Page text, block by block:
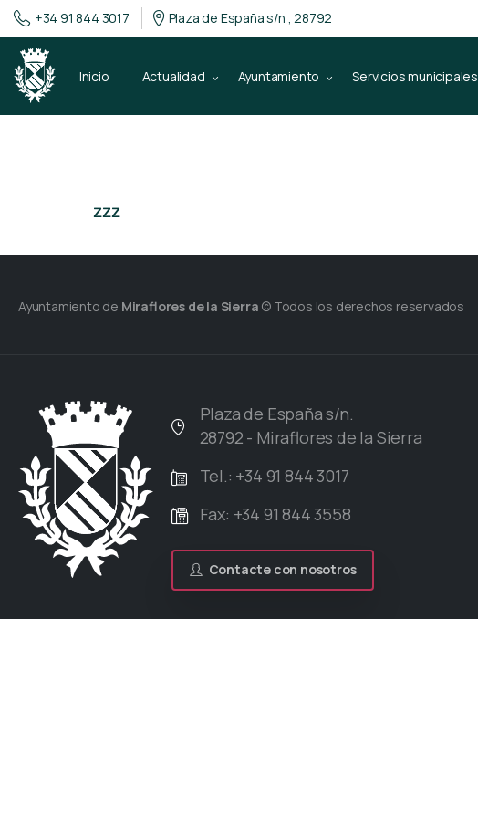
+34 91 844 3017 Plaza de España s/n , 28792
Inicio Actualidad Ayuntamiento Servicios municipales
zzz
Ayuntamiento de Miraflores de la Sierra © Todos los derechos reservados
Plaza de España s/n.
28792 - Miraflores de la Sierra
Tel.: +34 91 844 3017
Fax: +34 91 844 3558
Contacte con nosotros